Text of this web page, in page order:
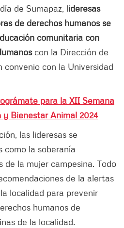
de Sumapaz, lideresas
de derechos humanos se
comunitaria con
con la Dirección de
convenio con la Universidad
para la XII Semana
Bienestar Animal 2024
las lideresas se
como la soberanía
de la mujer campesina. Todo
de la alertas
localidad para prevenir
humanos de
de la localidad.